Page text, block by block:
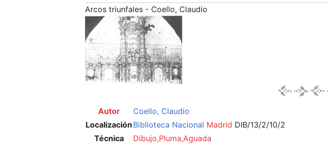
Arcos triunfales - Coello, Claudio
Autor
Coello, Claudio
Localización Biblioteca Nacional Madrid DIB/13/2/10/2
Técnica
Dibujo,Pluma,Aguada